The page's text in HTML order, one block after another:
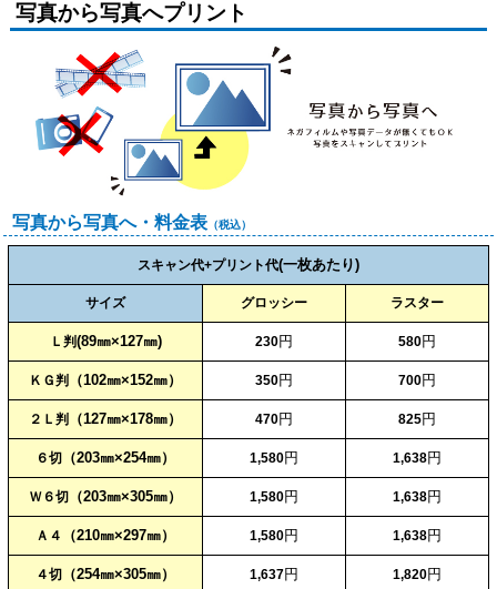
写真から写真へプリント
写真から写真へ・料金表 （税込）
スキャン代+プリント代(一枚あたり)
サイズ グロッシー ラスター
Ｌ判(89㎜×127㎜) 230円 580円
ＫＧ判 （102㎜×152㎜） 350円 700円
２Ｌ判 （127㎜×178㎜） 470円 825円
６切 （203㎜×254㎜） 1,580円 1,638円
Ｗ６切 （203㎜×305㎜） 1,580円 1,638円
Ａ４ （210㎜×297㎜） 1,580円 1,638円
４切 （254㎜×305㎜） 1,637円 1,820円